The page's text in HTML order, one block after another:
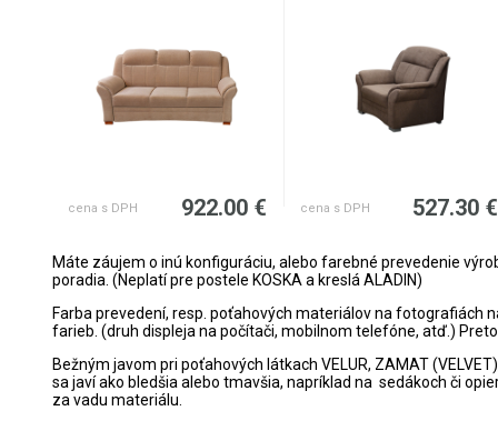
cena s DPH 922.00 € cena s DPH 527.30 €
Máte záujem o inú konfiguráciu, alebo farebné prevedenie
poradia. (Neplatí pre postele KOSKA a kreslá ALADIN)
Farba prevedení, resp. poťahových materiálov na fotografiách
farieb. (druh displeja na počítači, mobilnom telefóne, atď.)
Bežným javom pri poťahových látkach VELUR, ZAMAT
sa javí ako bledšia alebo tmavšia, napríklad na sedákoch či
za vadu materiálu.